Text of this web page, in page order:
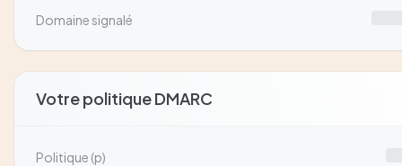
Domaine signalé
Votre politique DMARC
Politique (p)